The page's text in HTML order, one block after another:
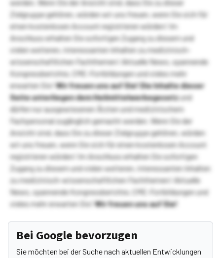
werden. Wenn Sie der Ansicht sind, dass Sie zu dieser
Zielgruppe gehören, würden wir uns freuen, wenn Sie sich für
einen kostenlosen Account registrieren würden! Im
Anschluss erhalten Sie sofortigen Zugang zu diesem und
vielen weiteren, interessanten Inhalten zu medizinisch-
wissenschaftlichen Fachthemen! Aktuelle News, spannende
Kongressberichte, CME-Fortbildungen und vieles mehr
erwarten Sie!Wir freuen uns auf Sie!Die Inhalte dieser
Seite unterliegen dem Heilmittelwerbegesetzund
dürfen nur ausgewiesenen Ärzten und medizinischem
Fachpersonal zugänglich gemacht werden. Wenn Sie der
Ansicht sind, dass Sie zu dieser Zielgruppe gehören, würden
wir uns freuen, wenn Sie sich für einen kostenlosen Account
registrieren würden! Im Anschluss erhalten Sie sofortigen
Zugang zu diesem und vielen weiteren, interessanten Inhalten
zu medizinisch-wissenschaftlichen Fachthemen! Aktuelle
News, spannende Kongressberichte, CME-Fortbildungen und
vieles mehr erwarten Sie!Wir freuen uns auf Sie!
Bei Google bevorzugen
Sie möchten bei der Suche nach aktuellen Entwicklungen